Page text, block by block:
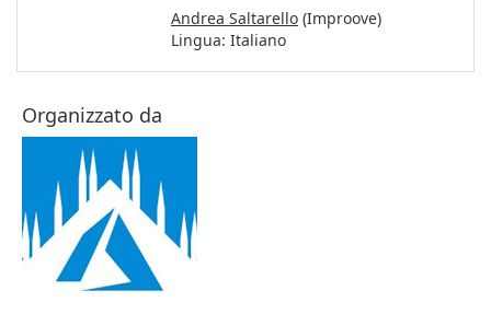
Andrea Saltarello (Improove)
Lingua: Italiano
Organizzato da